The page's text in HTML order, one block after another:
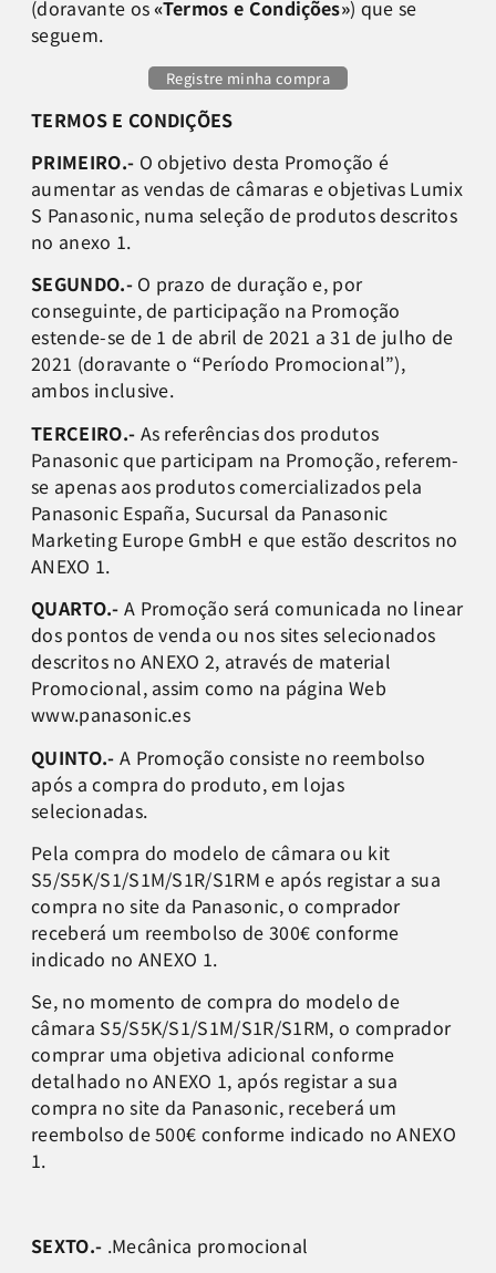
(doravante os«Termos e Condições») que se
seguem.
Registre minha compra
TERMOS E CONDIÇÕES
PRIMEIRO.- O objetivo desta Promoção é
aumentar as vendas de câmaras e objetivas Lumix
S Panasonic, numa seleção de produtos descritos
no anexo 1.
SEGUNDO.-O prazo de duração e, por
conseguinte, de participação na Promoção
estende-se de 1 de abril de 2021 a 31 de julho de
2021 (doravante o “Período Promocional”),
ambos inclusive.
TERCEIRO.- As referências dos produtos
Panasonic que participam na Promoção, referem-
se apenas aos produtos comercializados pela
Panasonic España, Sucursal da Panasonic
Marketing Europe GmbH e que estão descritos no
ANEXO 1.
QUARTO.- A Promoção será comunicada no linear
dos pontos de venda ou nos sites selecionados
descritos no ANEXO 2, através de material
Promocional, assim como na página Web
www.panasonic.es
QUINTO.- A Promoção consiste no reembolso
após a compra do produto, em lojas
selecionadas.
Pela compra do modelo de câmara ou kit
S5/S5K/S1/S1M/S1R/S1RM e após registar a sua
compra no site da Panasonic, o comprador
receberá um reembolso de 300€ conforme
indicado no ANEXO 1.
Se, no momento de compra do modelo de
câmara S5/S5K/S1/S1M/S1R/S1RM, o comprador
comprar uma objetiva adicional conforme
detalhado no ANEXO 1, após registar a sua
compra no site da Panasonic, receberá um
reembolso de 500€ conforme indicado no ANEXO
1.
SEXTO.- .Mecânica promocional